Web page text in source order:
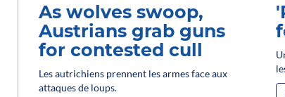
As wolves swoop,
Austrians grab guns
for contested cull
Les autrichiens prennent les armes face aux
attaques de loups.